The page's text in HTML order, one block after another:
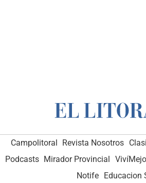
Campolitoral Revista Nosotros
Podcasts Mirador Provincial
Notife Educacion